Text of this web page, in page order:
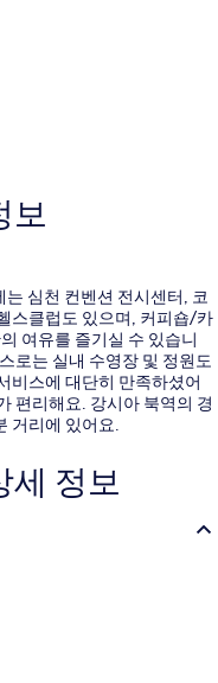
보
심천 컨벤션 전시센터, 코
스클럽도 있으며, 커피숍/카
여유를 즐기실 수 있습니
로는 실내 수영장 및 정원도
비스에 대단히 만족하셨어
편리해요. 강시아 북역의 경
거리에 있어요.
세 정보